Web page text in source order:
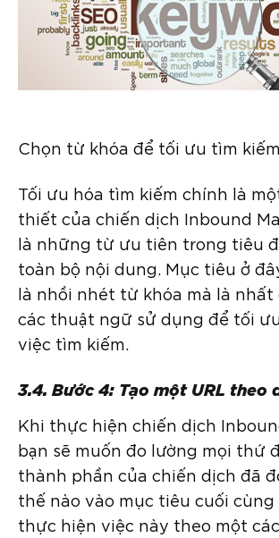
Chọn từ khóa để tối ưu tìm kiếm
Tối ưu hóa tìm kiếm chính là
thiết của chiến dịch Inbound
là những từ ưu tiên trong tiêu
toàn bộ nội dung. Mục tiêu ở
là nhồi nhét từ khóa mà là
các thuật ngữ sử dụng để tối
việc tìm kiếm.
3.4. Bước 4: Tạo một URL theo
Khi thực hiện chiến dịch
bạn sẽ muốn đo lường mọi thứ
thành phần của chiến dịch đã
thế nào vào mục tiêu cuối cùng
thực hiện việc này theo một